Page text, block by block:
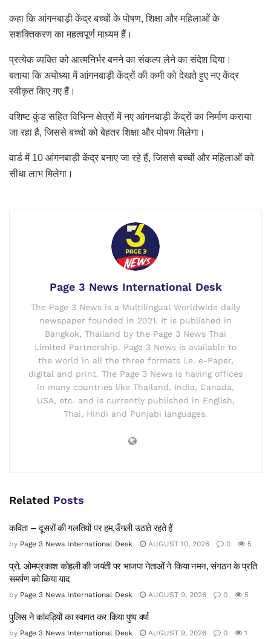
कहा कि आंगनबाड़ी केंद्र बच्चों के पोषण, शिक्षा और महिलाओं के
सशक्तिकरण का महत्वपूर्ण माध्यम हैं।
प्रत्येक व्यक्ति को आत्मनिर्भर बनने का संकल्प लेने का संदेश दिया।
बताया कि अयोध्या में आंगनबाड़ी केंद्रों की कमी को देखते हुए नए केंद्र
स्वीकृत किए गए हैं।
वशिष्ट कुंड सहित विभिन्न क्षेत्रों में नए आंगनबाड़ी केंद्रों का निर्माण कराया
जा रहा है, जिससे बच्चों को बेहतर शिक्षा और पोषण मिलेगा।
वार्ड में 10 आंगनबाड़ी केंद्र बनाए जा रहे हैं, जिससे बच्चों और महिलाओं को
सीधा लाभ मिलेगा।
Page 3 News International Desk
The Page 3 News is a Multilingual Worldwide daily
newspaper founded in 2021. It is published in
Bangkok, Thailand by the Page 3 News Thai
Limited Partnership. Page 3 News is available to
the world in all the three formats i.e. e-Paper,
digital and print. The Page 3 News is having offices
in many countries like Thailand, India, Canada,
USA, etc. and is currently published in English,
Thai, Hindi and Punjabi languages.
Related Posts
कविता – दूसरों की गलतियों पर हम,उँगली उठाते रहते हैं
by Page 3 News International Desk AUGUST 10, 2026 0 5
प्रो. ओमप्रकाश कोहली की जयंती पर भाजपा नेताओं ने किया नमन, संगठन के प्रति
समर्पण को किया याद
by Page 3 News International Desk AUGUST 9, 2026 0 5
पुलिस ने कांवड़ियों का स्वागत कर किया पुष्प वर्षा
by Page 3 News International Desk AUGUST 9, 2026 0 1